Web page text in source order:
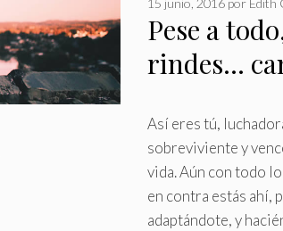
Pese a
rindes…
alta
15 junio, 2016 por Edith
Así eres tú,
sobreviviente y
vida.Aún con todo
en contra estás ahí,
adaptándote, y